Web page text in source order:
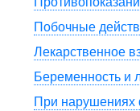
Побочные
Лекарственное
Беременность и
При нарушениях